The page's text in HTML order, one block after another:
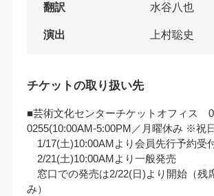
翻訳 水谷八也
演出 上村聡史
チケットの取り扱い先
■芸術文化センターチケットオフィス
0255(10:00AM‐5:00PM／月曜休み ※祝
1/17(土)10:00AMより会員先行予約受
2/21(土)10:00AMより一般発売
窓口での発売は2/22(日)より開始（残
み）